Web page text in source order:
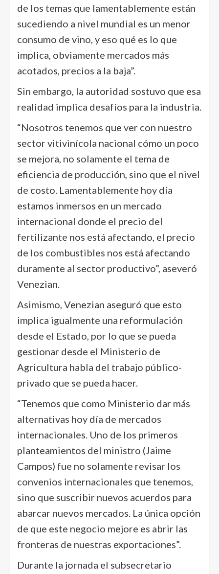
de los temas que lamentablemente están
sucediendo a nivel mundial es un menor
consumo de vino, y eso qué es lo que
implica, obviamente mercados más
acotados, precios a la baja”.
Sin embargo, la autoridad sostuvo que esa
realidad implica desafíos para la industria.
“Nosotros tenemos que ver con nuestro
sector vitivinícola nacional cómo un poco
se mejora, no solamente el tema de
eficiencia de producción, sino que el nivel
de costo. Lamentablemente hoy día
estamos inmersos en un mercado
internacional donde el precio del
fertilizante nos está afectando, el precio
de los combustibles nos está afectando
duramente al sector productivo”, aseveró
Venezian.
Asimismo, Venezian aseguró que esto
implica igualmente una reformulación
desde el Estado, por lo que se pueda
gestionar desde el Ministerio de
Agricultura habla del trabajo público-
privado que se pueda hacer.
“Tenemos que como Ministerio dar más
alternativas hoy día de mercados
internacionales. Uno de los primeros
planteamientos del ministro (Jaime
Campos) fue no solamente revisar los
convenios internacionales que tenemos,
sino que suscribir nuevos acuerdos para
abarcar nuevos mercados. La única opción
de que este negocio mejore es abrir las
fronteras de nuestras exportaciones”.
Durante la jornada el subsecretario